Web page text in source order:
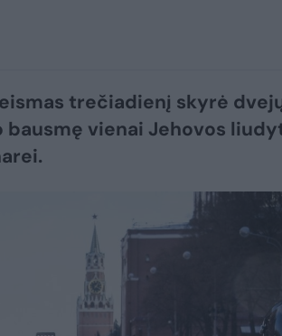
trečiadienį skyrė
bausmę vienai Jehovos